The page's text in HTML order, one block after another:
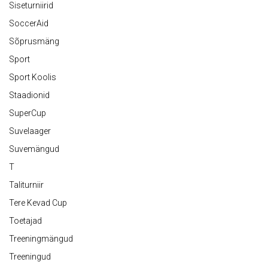
Siseturniirid
SoccerAid
Sõprusmäng
Sport
Sport Koolis
Staadionid
SuperCup
Suvelaager
Suvemängud
T
Taliturniir
Tere Kevad Cup
Toetajad
Treeningmängud
Treeningud